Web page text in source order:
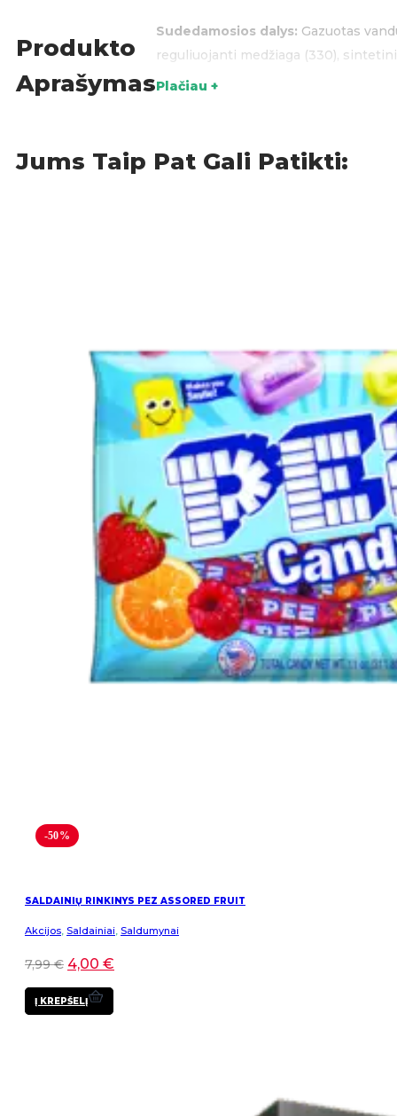
Produkto
Aprašymas
Sudedamosios dalys: Gazuotas
reguliuojanti medžiaga (330),
Maistinė vertė (100ml):
Kilmės šalis: Vietnamas
Plačiau +
Jums Taip Pat Gali Patikti:
-50%
SALDAINIŲ RINKINYS PEZ ASSORED FRUIT
Akcijos, Saldainiai, Saldumynai
7,99€ 4,00 €
Į KREPŠELĮ